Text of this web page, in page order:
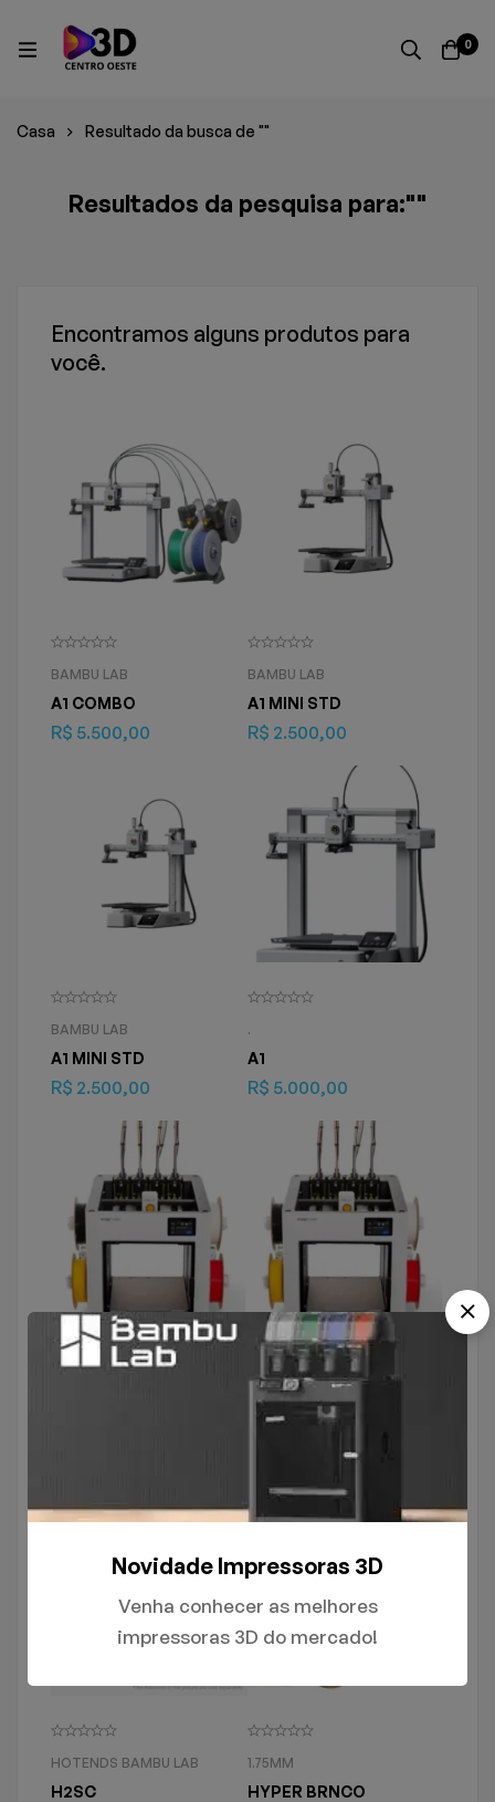
0
Casa Resultado da busca de ""
Resultados da pesquisa para:""
Encontramos alguns produtos para
você.
BAMBU LAB
A1 COMBO
R$ 5.500,00
BAMBU LAB
A1 MINI STD
R$ 2.500,00
BAMBU LAB
A1 MINI STD
R$ 2.500,00
.
A1
R$ 5.000,00
SNAPMAKER
SNAPMAKER U1 AVISTA
17.900,00
SOLDOUT
HOTENDS BAMBU LAB
H2SC
SOLDOUT
1.75MM
HYPER BRNCO
Novidade Impressoras 3D
Venha conhecer as melhores
impressoras 3D do mercado!